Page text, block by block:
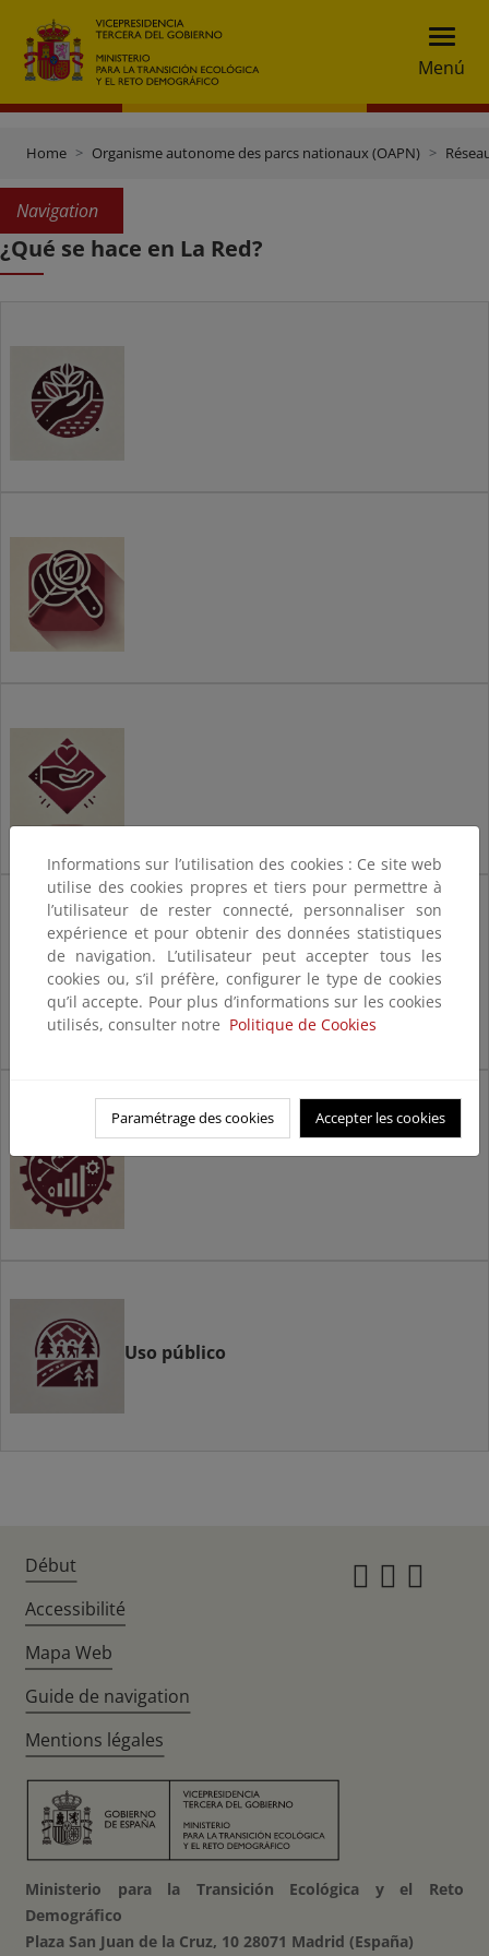
Menú
Home Organisme autonome des parcs nationaux (OAPN)
Navigation
¿Qué se hace en La Red?
Desarrollo
socioeconómico
Seguimiento
Uso público
Informations sur l’utilisation des cookies : Ce site web
utilise des cookies propres et tiers pour permettre à
l’utilisateur de rester connecté, personnaliser son
expérience et pour obtenir des données statistiques
de navigation. L’utilisateur peut accepter tous les
cookies ou, s’il préfère, configurer le type de cookies
qu’il accepte. Pour plus d’informations sur les cookies
utilisés, consulter notre Politique de Cookies
Paramétrage des cookies Accepter les cookies
Début
Accessibilité
Mapa Web
Guide de navigation
Mentions légales
Ministerio para la Transición Ecológica y el Reto
Demográfico
Plaza San Juan de la Cruz, 10 28071 Madrid (España)